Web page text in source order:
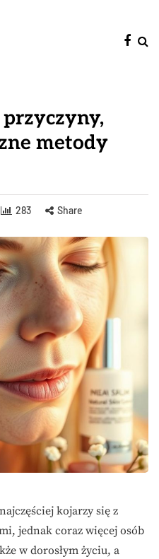
przyczyny,
metody
283 Share
kojarzy się z
jednak coraz więcej osób
w dorosłym życiu, a